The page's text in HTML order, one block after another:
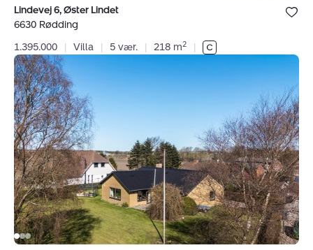
Bolig er
under dine
Lindevej 6, Øster Lindet
6630 Rødding
1.395.000
| Villa | 5 vær. | 218 m2 |
Villa:
Forsamlingshusvej
1,
Hjerting,
6630
Rødding